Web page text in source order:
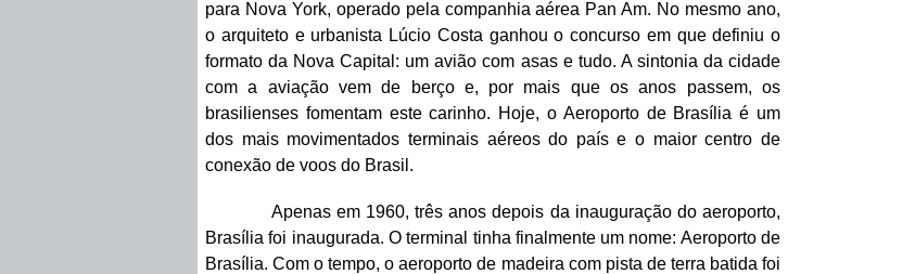
para Nova York, operado pela companhia aérea Pan Am. No mesmo ano,
o arquiteto e urbanista Lúcio Costa ganhou o concurso em que definiu o
formato da Nova Capital: um avião com asas e tudo. A sintonia da cidade
com a aviação vem de berço e, por mais que os anos passem, os
brasilienses fomentam este carinho. Hoje, o Aeroporto de Brasília é um
dos mais movimentados terminais aéreos do país e o maior centro de
conexão de voos do Brasil.
Apenas em 1960, três anos depois da inauguração do aeroporto,
Brasília foi inaugurada. O terminal tinha finalmente um nome: Aeroporto de
Brasília. Com o tempo, o aeroporto de madeira com pista de terra batida foi